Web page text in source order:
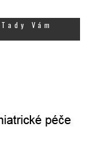
Vám